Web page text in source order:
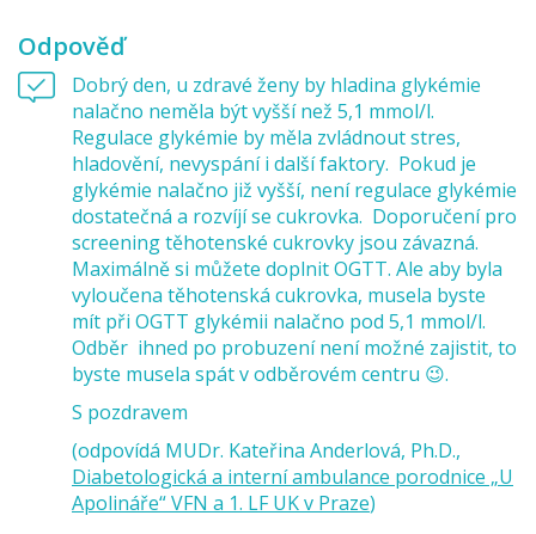
Odpověď
Dobrý den, u zdravé ženy by hladina glykémie
nalačno neměla být vyšší než 5,1 mmol/l.
Regulace glykémie by měla zvládnout stres,
hladovění, nevyspání i další faktory. Pokud je
glykémie nalačno již vyšší, není regulace glykémie
dostatečná a rozvíjí se cukrovka. Doporučení pro
screening těhotenské cukrovky jsou závazná.
Maximálně si můžete doplnit OGTT. Ale aby byla
vyloučena těhotenská cukrovka, musela byste
mít při OGTT glykémii nalačno pod 5,1 mmol/l.
Odběr ihned po probuzení není možné zajistit, to
byste musela spát v odběrovém centru 😉.
S pozdravem
(odpovídá MUDr. Kateřina Anderlová, Ph.D.,
Diabetologická a interní ambulance porodnice „U
Apolináře“ VFN a 1. LF UK v Praze)